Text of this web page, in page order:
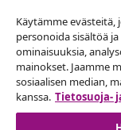
vidaXL
Löydä lisää
Käytämme
personoida sisältöä
ominaisuuksia,
mainokset. Jaamme
sosiaalisen median,
kanssa. Tietosuoja-